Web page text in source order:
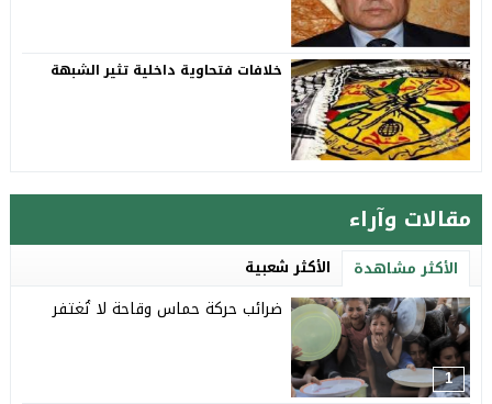
خلافات فتحاوية داخلية تثير الشبهة
مقالات وآراء
الأكثر مشاهدة الأكثر شعبية
1
ضرائب حركة حماس وقاحة لا تُغتفر